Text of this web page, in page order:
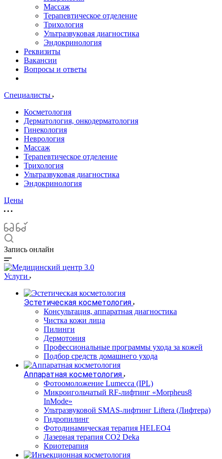
Массаж
Терапевтическое отделение
Трихология
Ультразвуковая диагностика
Эндокринология
Реквизиты
Вакансии
Вопросы и ответы
Специалисты
Косметология
Дерматология, онкодерматология
Гинекология
Неврология
Массаж
Терапевтическое отделение
Трихология
Ультразвуковая диагностика
Эндокринология
Цены
Запись онлайн
Услуги
Эстетическая косметология
Консультация, аппаратная диагностика
Чистка кожи лица
Пилинги
Дермотония
Профессиональные программы ухода за кожей
Подбор средств домашнего ухода
Аппаратная косметология
Фотоомоложение Lumecca (IPL)
Микроигольчатый RF-лифтинг «Morpheus8
InMode»
Ультразвуковой SMAS-лифтинг Liftera (Лифтера)
Гидропилинг
Фотодинамическая терапия HELEO4
Лазерная терапия CO2 Deka
Криотерапия